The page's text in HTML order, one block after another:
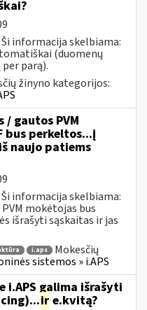
informacija skelbiama:
(duomenų
parą).
žinyno kategorijos:
/ gautos PVM
bus perkeltos...į
naujo patiems
informacija skelbiama:
mokėtojas bus
išrašyti sąskaitas ir jas
i.aps
Mokesčių
sistemos » i.APS
galima išrašyti
ir e.kvitą?